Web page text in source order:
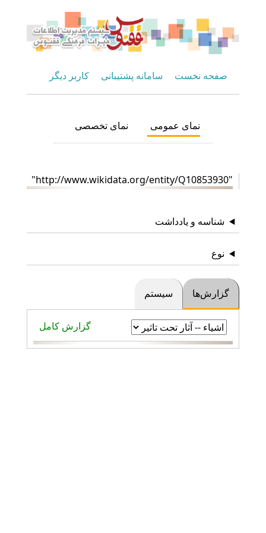
صفحه نخست سامانه پشتیبانی کاربر دیگر
نمای عمومی نمای تخصصی
"http://www.wikidata.org/entity/Q10853930"
شناسه و یادداشت
نوع
گزارش‌ها سیستم
گزارش کامل